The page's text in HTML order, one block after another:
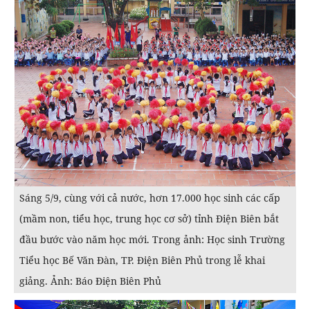
Sáng 5/9, cùng với cả nước, hơn 17.000 học sinh các cấp
(mầm non, tiểu học, trung học cơ sở) tỉnh Điện Biên bắt
đầu bước vào năm học mới. Trong ảnh: Học sinh Trường
Tiểu học Bế Văn Đàn, TP. Điện Biên Phủ trong lễ khai
giảng. Ảnh: Báo Điện Biên Phủ